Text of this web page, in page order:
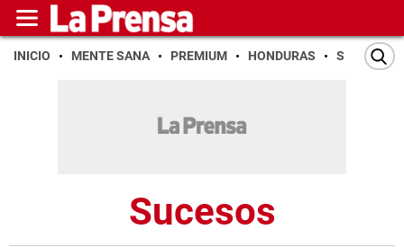
INICIO MENTE SANA PREMIUM HONDURAS SAN PEDRO
Sucesos